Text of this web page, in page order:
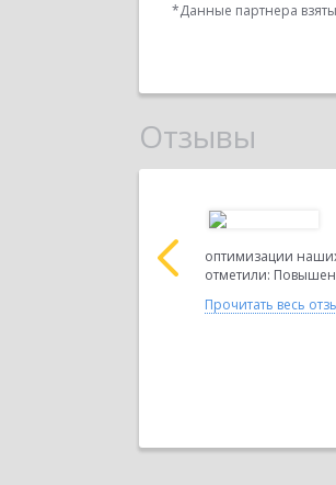
*Данные партнера взяты
Отзывы
оптимизации
отметили:
Прочитать весь